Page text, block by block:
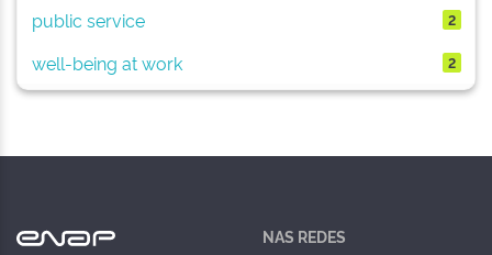
public service
2
well-being at work 2
NAS REDES